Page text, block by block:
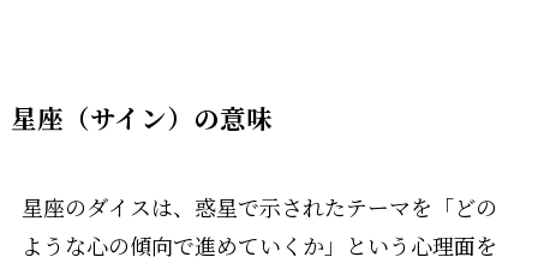
星座（サイン）の意味
星座のダイスは、惑星で示されたテーマを「どの
ような心の傾向で進めていくか」という心理面を